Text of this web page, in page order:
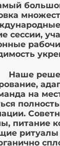
сессии,
Наше
на
питание